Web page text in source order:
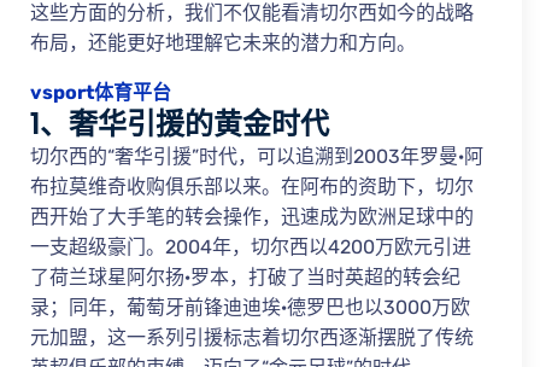
这些方面的分析，我们不仅能看清切尔西如今的战略
布局，还能更好地理解它未来的潜力和方向。
vsport体育平台
1、奢华引援的黄金时代
切尔西的“奢华引援”时代，可以追溯到2003年罗曼·阿
布拉莫维奇收购俱乐部以来。在阿布的资助下，切尔
西开始了大手笔的转会操作，迅速成为欧洲足球中的
一支超级豪门。2004年，切尔西以4200万欧元引进
了荷兰球星阿尔扬·罗本，打破了当时英超的转会纪
录；同年，葡萄牙前锋迪迪埃·德罗巴也以3000万欧
元加盟，这一系列引援标志着切尔西逐渐摆脱了传统